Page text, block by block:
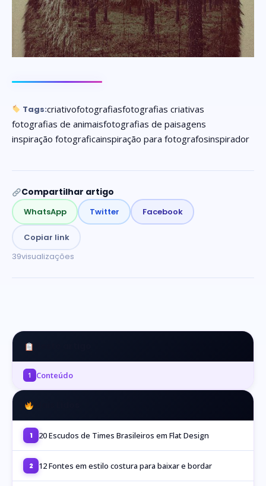
Tags:criativofotografiasfotografias criativas
fotografias de animaisfotografias de paisagens
inspiração fotograficainspiração para fotografosinspirador
Compartilhar artigo
WhatsApp Twitter Facebook
Copiar link
39visualizações
1 Conteúdo
1 20 Escudos de Times Brasileiros em Flat Design
2 12 Fontes em estilo costura para baixar e bordar